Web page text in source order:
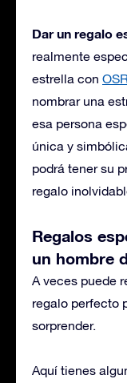
Dar un regalo
realmente
estrella con OSR
nombrar una
esa persona
única y
podrá tener su
regalo
Regalos
un hombre
A veces puede
regalo perfecto
sorprender.
Aquí tienes